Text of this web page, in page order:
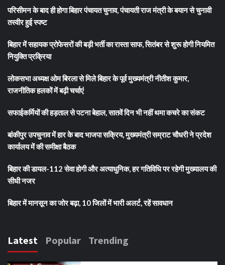
परिसीमन के बाद ही होगा बिहार पंचायत चुनाव, पंचायती राज मंत्री के बयान से चुनावी
तस्वीर हुई स्पष्ट
बिहार में सहायक प्रोफेसरों की बड़ी भर्ती का रास्ता साफ, सितंबर से शुरू होगी नियमित
नियुक्ति प्रक्रिया
लोकसभा अध्यक्ष ओम बिरला से मिले बिहार के पूर्व मुख्यमंत्री नीतीश कुमार,
राजनीतिक हलकों में बढ़ी चर्चाएं
सफाईकर्मियों की हड़ताल से पटना बेहाल, सातवें दिन भी नहीं थमा कचरे का संकट
बांकीपुर उपचुनाव में हार के बाद भाजपा सक्रिय, मुख्यमंत्री सम्राट चौधरी ने प्रदेश
कार्यालय में की समीक्षा बैठक
बिहार की डायल-112 सेवा होगी और अत्याधुनिक, हर गतिविधि पर रहेगी मुख्यालय की
सीधी नजर
बिहार में मानसून का जोर बढ़ा, 10 जिलों में भारी अलर्ट, रहें सावधान
Latest Popular Trending